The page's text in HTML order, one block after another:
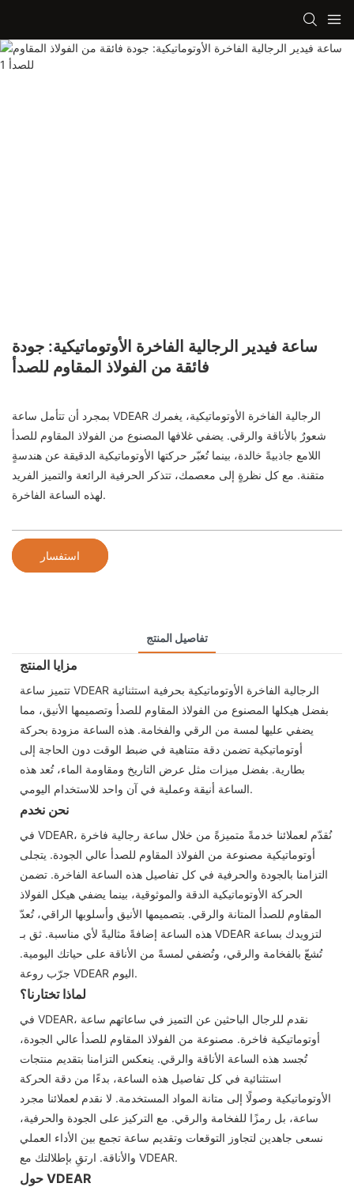
ساعة فيدير الرجالية الفاخرة الأوتوماتيكية: جودة
فائقة من الفولاذ المقاوم للصدأ
بمجرد أن تتأمل ساعة VDEAR الرجالية الفاخرة الأوتوماتيكية، يغمرك
شعورٌ بالأناقة والرقي. يضفي غلافها المصنوع من الفولاذ المقاوم للصدأ
اللامع جاذبيةً خالدة، بينما تُعبّر حركتها الأوتوماتيكية الدقيقة عن هندسةٍ
متقنة. مع كل نظرةٍ إلى معصمك، تتذكر الحرفية الرائعة والتميز الفريد
لهذه الساعة الفاخرة.
استفسار
تفاصيل المنتج
مزايا المنتج
تتميز ساعة VDEAR الرجالية الفاخرة الأوتوماتيكية بحرفية استثنائية
بفضل هيكلها المصنوع من الفولاذ المقاوم للصدأ وتصميمها الأنيق، مما
يضفي عليها لمسة من الرقي والفخامة. هذه الساعة مزودة بحركة
أوتوماتيكية تضمن دقة متناهية في ضبط الوقت دون الحاجة إلى
بطارية. بفضل ميزات مثل عرض التاريخ ومقاومة الماء، تُعد هذه
الساعة أنيقة وعملية في آن واحد للاستخدام اليومي.
نحن نخدم
في VDEAR، نُقدّم لعملائنا خدمةً متميزةً من خلال ساعة رجالية فاخرة
أوتوماتيكية مصنوعة من الفولاذ المقاوم للصدأ عالي الجودة. يتجلى
التزامنا بالجودة والحرفية في كل تفاصيل هذه الساعة الفاخرة. تضمن
الحركة الأوتوماتيكية الدقة والموثوقية، بينما يضفي هيكل الفولاذ
المقاوم للصدأ المتانة والرقي. بتصميمها الأنيق وأسلوبها الراقي، تُعدّ
هذه الساعة إضافةً مثاليةً لأي مناسبة. ثق بـ VDEAR لتزويدك بساعة
تُشعّ بالفخامة والرقي، وتُضفي لمسةً من الأناقة على حياتك اليومية.
جرّب روعة VDEAR اليوم.
لماذا تختارنا؟
في VDEAR، نقدم للرجال الباحثين عن التميز في ساعاتهم ساعة
أوتوماتيكية فاخرة. مصنوعة من الفولاذ المقاوم للصدأ عالي الجودة،
تُجسد هذه الساعة الأناقة والرقي. ينعكس التزامنا بتقديم منتجات
استثنائية في كل تفاصيل هذه الساعة، بدءًا من دقة الحركة
الأوتوماتيكية وصولًا إلى متانة المواد المستخدمة. لا نقدم لعملائنا مجرد
ساعة، بل رمزًا للفخامة والرقي. مع التركيز على الجودة والحرفية،
نسعى جاهدين لتجاوز التوقعات وتقديم ساعة تجمع بين الأداء العملي
والأناقة. ارتقِ بإطلالتك مع VDEAR.
حول VDEAR